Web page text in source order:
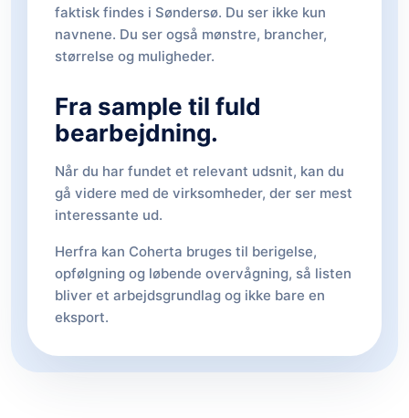
faktisk findes i Søndersø. Du ser ikke kun
navnene. Du ser også mønstre, brancher,
størrelse og muligheder.
Fra sample til fuld
bearbejdning.
Når du har fundet et relevant udsnit, kan du
gå videre med de virksomheder, der ser mest
interessante ud.
Herfra kan Coherta bruges til berigelse,
opfølgning og løbende overvågning, så listen
bliver et arbejdsgrundlag og ikke bare en
eksport.